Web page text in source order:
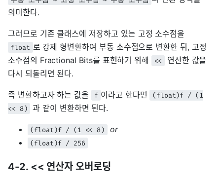
의미한다.
그러므로 기존 클래스에 저장하고 있는 고정 소수점을
float 로 강제 형변환하여 부동 소수점으로 변환한 뒤, 고정
소수점의 Fractional Bits를 표현하기 위해
<<
연산한 값을
다시 되돌리면 된다.
즉 변환하고자 하는 값을 f 이라고 한다면
(float)f / (1
<< 8)
과 같이 변환하면 된다.
(float)f / (1 << 8) or
(float)f / 256
4-2. << 연산자 오버로딩